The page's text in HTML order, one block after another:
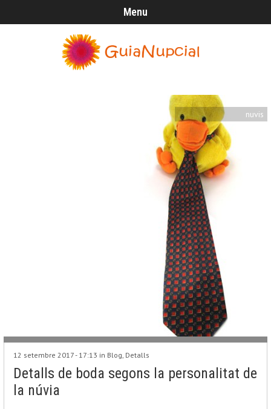
Menu
nuvis
12 setembre 2017 - 17:13 in Blog, Detalls
Detalls de boda segons la personalitat de
la núvia